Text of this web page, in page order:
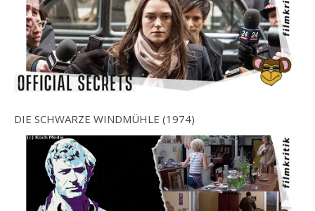
DIE SCHWARZE WINDMÜHLE (1974)